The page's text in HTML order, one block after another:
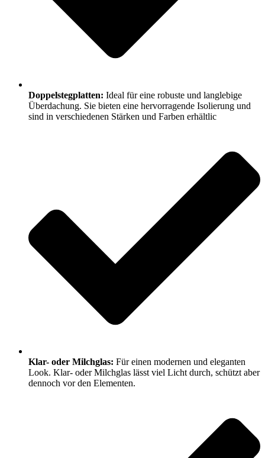
Doppelstegplatten: Ideal für eine robuste und langlebige
Überdachung. Sie bieten eine hervorragende Isolierung und
sind in verschiedenen Stärken und Farben erhältlic
Klar- oder Milchglas: Für einen modernen und eleganten
Look. Klar- oder Milchglas lässt viel Licht durch, schützt aber
dennoch vor den Elementen.